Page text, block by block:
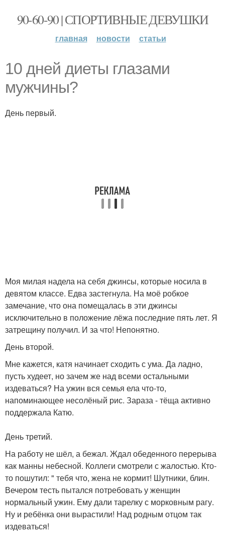
90-60-90 | СПОРТИВНЫЕ ДЕВУШКИ
главная новости статьи
10 дней диеты глазами
мужчины?
День первый.
Моя милая надела на себя джинсы, которые носила в
девятом классе. Едва застегнула. На моё робкое
замечание, что она помещалась в эти джинсы
исключительно в положение лёжа последние пять лет. Я
затрещину получил. И за что! Непонятно.
День второй.
Мне кажется, катя начинает сходить с ума. Да ладно,
пусть худеет, но зачем же над всеми остальными
издеваться? На ужин вся семья ела что-то,
напоминающее несолёный рис. Зараза - тёща активно
поддержала Катю.
День третий.
На работу не шёл, а бежал. Ждал обеденного перерыва
как манны небесной. Коллеги смотрели с жалостью. Кто-
то пошутил: " тебя что, жена не кормит! Шутники, блин.
Вечером тесть пытался потребовать у женщин
нормальный ужин. Ему дали тарелку с морковным рагу.
Ну и ребёнка они вырастили! Над родным отцом так
издеваться!